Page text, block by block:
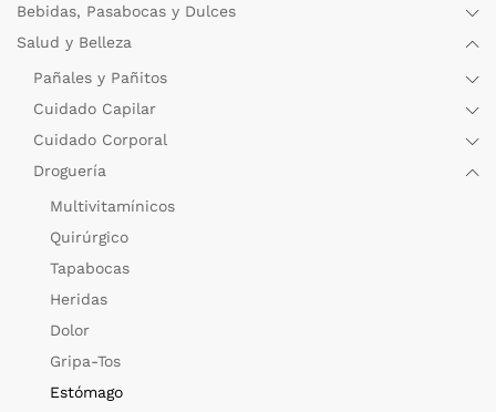
Bebidas, Pasabocas y Dulces
Salud y Belleza
Pañales y Pañitos
Cuidado Capilar
Cuidado Corporal
Droguería
Multivitamínicos
Quirúrgico
Tapabocas
Heridas
Dolor
Gripa-Tos
Estómago